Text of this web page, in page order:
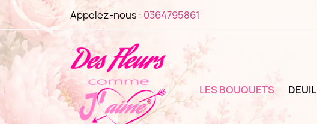
Appelez-nous : 0364795861
LES BOUQUETS DEUIL